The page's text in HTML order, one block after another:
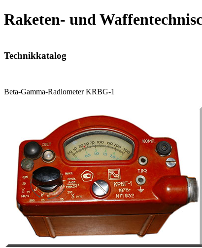
Raketen- und
Technikkatalog
Beta-Gamma-Radiometer KRBG-1